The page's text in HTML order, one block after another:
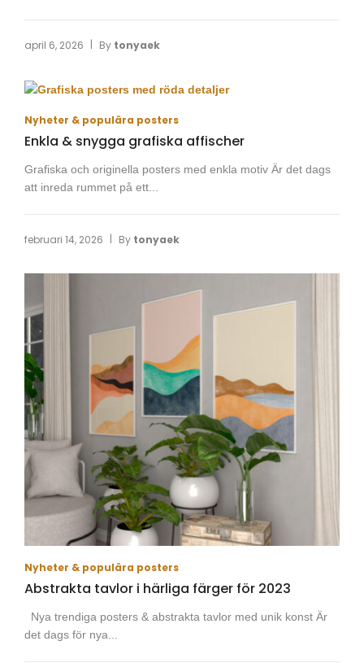
april 6, 2026 | By tonyaek
Nyheter & populära posters
Enkla & snygga grafiska affischer
Grafiska och originella posters med enkla motiv Är det dags
att inreda rummet på ett...
februari 14, 2026 | By tonyaek
Nyheter & populära posters
Abstrakta tavlor i härliga färger för 2023
Nya trendiga posters & abstrakta tavlor med unik konst Är
det dags för nya...